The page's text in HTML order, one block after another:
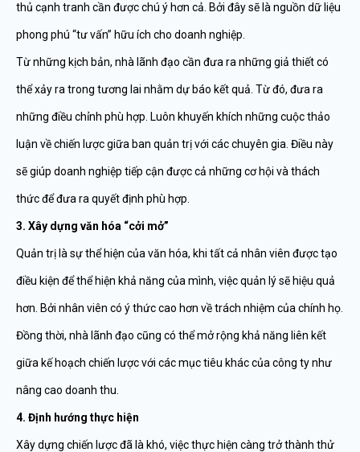
thủ cạnh tranh cần được chú ý hơn cả. Bởi đây sẽ là nguồn dữ liệu
phong phú “tư vấn” hữu ích cho doanh nghiệp.
Từ những kịch bản, nhà lãnh đạo cần đưa ra những giả thiết có
thể xảy ra trong tương lai nhằm dự báo kết quả. Từ đó, đưa ra
những điều chỉnh phù hợp. Luôn khuyến khích những cuộc thảo
luận về chiến lược giữa ban quản trị với các chuyên gia. Điều này
sẽ giúp doanh nghiệp tiếp cận được cả những cơ hội và thách
thức để đưa ra quyết định phù hợp.
3. Xây dựng văn hóa “cởi mở”
Quản trị là sự thể hiện của văn hóa, khi tất cả nhân viên được tạo
điều kiện để thể hiện khả năng của mình, việc quản lý sẽ hiệu quả
hơn. Bởi nhân viên có ý thức cao hơn về trách nhiệm của chính họ.
Đồng thời, nhà lãnh đạo cũng có thể mở rộng khả năng liên kết
giữa kế hoạch chiến lược với các mục tiêu khác của công ty như
nâng cao doanh thu.
4. Định hướng thực hiện
Xây dựng chiến lược đã là khó, việc thực hiện càng trở thành thử